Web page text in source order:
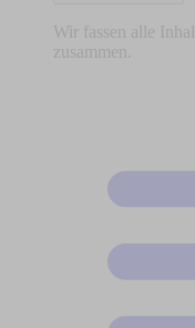
Wir fassen alle
zusammen.